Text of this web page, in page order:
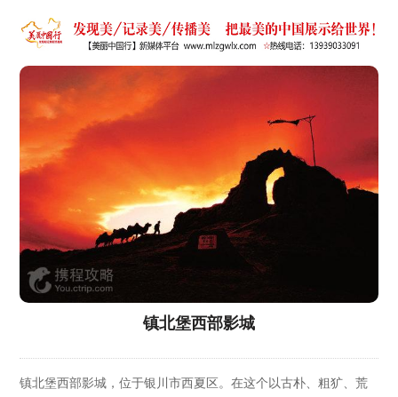
镇北堡西部影城
镇北堡西部影城，位于银川市西夏区。在这个以古朴、粗犷、荒